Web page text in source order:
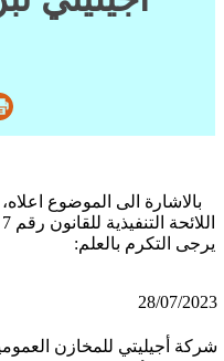
بالاشارة الى الموضوع
يرجى التكرم بالعلم:
28/07/2023
شركة أجيليتي للمخازن